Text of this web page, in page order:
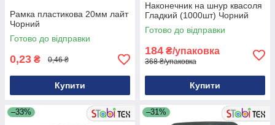
Рамка пластикова 20мм лайт
Чорний
Готово до відправки
0,23 ₴ 0,46 ₴
Купити
Наконечник на шнур квасоля
Гладкий (1000шт) Чорний
Готово до відправки
184 ₴/упаковка
368 ₴/упаковка
Купити
–33% –31%